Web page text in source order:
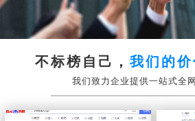
不标榜自己，我们的
我们致力企业提供一站式全